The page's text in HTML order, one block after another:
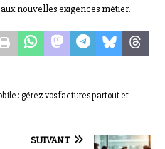
nouvelles exigences métier.
: gérez vos factures partout et
SUIVANT